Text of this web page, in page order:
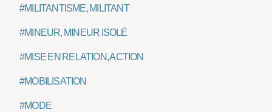
#MILITANTISME, MILITANT
#MINEUR, MINEUR ISOLÉ
#MISE EN RELATION, ACTION
#MOBILISATION
#MODE